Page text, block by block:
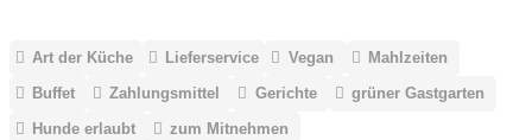
Art der Küche Lieferservice Vegan
Mahlzeiten
Buffet
Zahlungsmittel Gerichte
grüner Gastgarten
Hunde erlaubt
zum Mitnehmen